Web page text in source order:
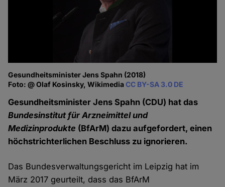
Gesundheitsminister Jens Spahn (2018)
Foto: @ Olaf Kosinsky, WikimediaCC BY-SA 3.0 DE
Gesundheitsminister Jens Spahn (CDU) hat das
Bundesinstitut für Arzneimittel und
Medizinprodukte (BfArM) dazu aufgefordert, einen
höchstrichterlichen Beschluss zu ignorieren.
Das Bundesverwaltungsgericht im Leipzig hat im
März 2017 geurteilt, dass das BfArM